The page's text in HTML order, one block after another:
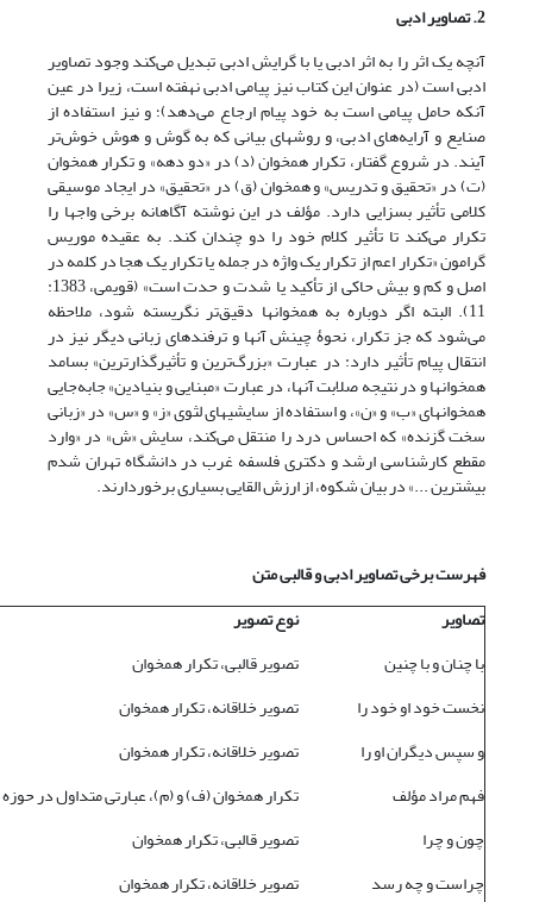
2. تصاویر ادبی
آنچه یک اثر را به اثر ادبی یا با گرایش ادبی تبدیل می‌کند وجود تصاویر
ادبی است (در عنوان این کتاب نیز پیامی ادبی نهفته است، زیرا در عین
آنکه حامل پیامی است به خود پیام ارجاع می‌دهد)؛ و نیز استفاده از
صنایع و آرایه‌های ادبی، و روشهای بیانی که به گوش و هوش خوش‌تر
آیند. در شروع گفتار، تکرار همخوان (د) در «دو دهه» و تکرار همخوان
(ت) در «تحقیق و تدریس» و همخوان (ق) در «تحقیق» در ایجاد موسیقی
کلامی تأثیر بسزایی دارد. مؤلف در این نوشته آگاهانه برخی واجها را
تکرار می‌کند تا تأثیر کلام خود را دو چندان کند. به عقیده موریس
گرامون «تکرار اعم از تکرار یک واژه در جمله یا تکرار یک هجا در کلمه در
اصل و کم و بیش حاکی از تأکید یا شدت و حدت‌ است» (قویمی، 1383:
11). البته اگر دوباره به همخوانها دقیق‌تر نگریسته شود، ملاحظه
می‌شود که جز تکرار، نحوۀ چینش آنها و ترفندهای زبانی دیگر نیز در
انتقال پیام تأثیر دارد: در عبارت «بزرگ‌ترین و تأثیرگذارترین» بسامد
همخوانها و در نتیجه صلابت آنها، در عبارت «مبنایی و بنیادین» جابه‌جایی
همخوانهای «ب» و «ن»، و استفاده از سایشیهای لثوی «ز» و «س» در «زبانی
سخت گزنده» که احساس درد را منتقل می‌کند، سایش «ش» در «وارد
مقطع کارشناسی ارشد و دکتری فلسفه غرب در دانشگاه تهران شدم
بیشترین ...» در بیان شکوه، از ارزش القایی بسیاری برخوردارند.
فهرست برخی تصاویر ادبی و قالبی متن
تصاویر
نوع تصویر
با چنان و با چنین
تصویر قالبی، تکرار همخوان
نخست خود او خود را
تصویر خلاقانه، تکرار همخوان
و سپس دیگران او را
تصویر خلاقانه، تکرار همخوان
فهم مراد مؤلف
تکرار همخوان (ف) و (م)، عبارتی متداول در
چون و چرا
تصویر قالبی، تکرار همخوان
چراست و چه رسد
تصویر خلاقانه، تکرار همخوان